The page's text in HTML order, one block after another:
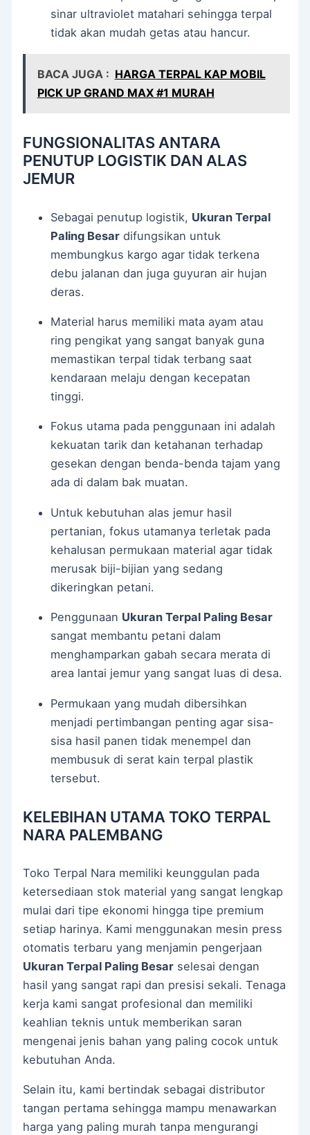
sinar ultraviolet matahari sehingga terpal
tidak akan mudah getas atau hancur.
BACA JUGA : HARGA TERPAL KAP MOBIL
PICK UP GRAND MAX #1 MURAH
FUNGSIONALITAS ANTARA
PENUTUP LOGISTIK DAN ALAS
JEMUR
Sebagai penutup logistik, Ukuran Terpal
Paling Besar difungsikan untuk
membungkus kargo agar tidak terkena
debu jalanan dan juga guyuran air hujan
deras.
Material harus memiliki mata ayam atau
ring pengikat yang sangat banyak guna
memastikan terpal tidak terbang saat
kendaraan melaju dengan kecepatan
tinggi.
Fokus utama pada penggunaan ini adalah
kekuatan tarik dan ketahanan terhadap
gesekan dengan benda-benda tajam yang
ada di dalam bak muatan.
Untuk kebutuhan alas jemur hasil
pertanian, fokus utamanya terletak pada
kehalusan permukaan material agar tidak
merusak biji-bijian yang sedang
dikeringkan petani.
Penggunaan Ukuran Terpal Paling Besar
sangat membantu petani dalam
menghamparkan gabah secara merata di
area lantai jemur yang sangat luas di desa.
Permukaan yang mudah dibersihkan
menjadi pertimbangan penting agar sisa-
sisa hasil panen tidak menempel dan
membusuk di serat kain terpal plastik
tersebut.
KELEBIHAN UTAMA TOKO TERPAL
NARA PALEMBANG
Toko Terpal Nara memiliki keunggulan pada
ketersediaan stok material yang sangat lengkap
mulai dari tipe ekonomi hingga tipe premium
setiap harinya. Kami menggunakan mesin press
otomatis terbaru yang menjamin pengerjaan
Ukuran Terpal Paling Besar selesai dengan
hasil yang sangat rapi dan presisi sekali. Tenaga
kerja kami sangat profesional dan memiliki
keahlian teknis untuk memberikan saran
mengenai jenis bahan yang paling cocok untuk
kebutuhan Anda.
Selain itu, kami bertindak sebagai distributor
tangan pertama sehingga mampu menawarkan
harga yang paling murah tanpa mengurangi